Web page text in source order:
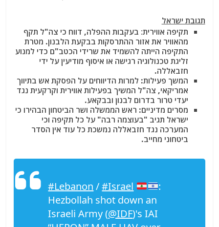
תגובת ישראל
תקיפה אווירית: בעקבות ההפלה, דווח כי צה"ל תקף
מהאוויר את אזור ההתרסקות בבקעת הלבנון. מטרת
התקיפה הייתה להשמיד את שרידי הכטב"ם כדי למנוע
זליגת טכנולוגיה רגישה או איסוף מודיעין על ידי
חזבאללה.
המשך פעילות: למרות הדיווחים על הפסקת אש בתיווך
אמריקאי, צה"ל המשיך בפעילות אווירית וקרקעית נגד
יעדי טרור בדרום לבנון ובבקאע.
מסרים מדיניים: ראש הממשלה ושר הביטחון הבהירו כי
ישראל תגיב "בעוצמה רבה" על כל תקיפה וכי
המערכה נגד חזבאללה נמשכת כל עוד אין הסדר
ביטחוני מחייב.
#Lebanon /#Israel
:
Hezbollah shot down an
Israeli Army (@IDF)'s IAI